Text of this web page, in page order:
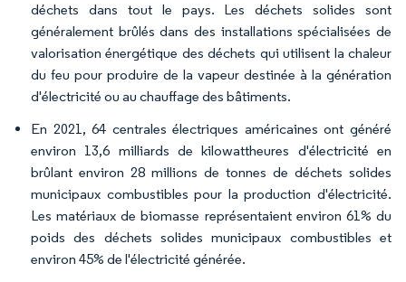
déchets dans tout le pays. Les déchets solides sont
généralement brûlés dans des installations spécialisées de
valorisation énergétique des déchets qui utilisent la chaleur
du feu pour produire de la vapeur destinée à la génération
d'électricité ou au chauffage des bâtiments.
En 2021, 64 centrales électriques américaines ont généré
environ 13,6 milliards de kilowattheures d'électricité en
brûlant environ 28 millions de tonnes de déchets solides
municipaux combustibles pour la production d'électricité.
Les matériaux de biomasse représentaient environ 61% du
poids des déchets solides municipaux combustibles et
environ 45% de l'électricité générée.